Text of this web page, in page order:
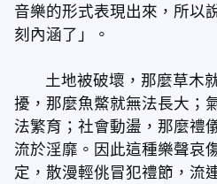
音樂的形式表現出來，所以
刻內涵了」。
土地被破壞，那麼草木就
擾，那麼魚鱉就無法長大；
法繁育；社會動盪，那麼禮
流於淫靡。因此這種樂聲哀
定，散漫輕佻冒犯禮節，流